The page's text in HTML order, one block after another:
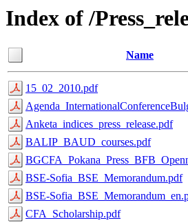
Index of /
Name
15_02_2010.pdf
Anketa_indices_press_release.pdf
BALIP_BAUD_courses.pdf
BSE-Sofia_BSE_Memorandum.pdf
BSE-
CFA_Scholarship.pdf